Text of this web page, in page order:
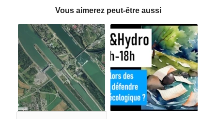
Vous aimerez peut-être aussi